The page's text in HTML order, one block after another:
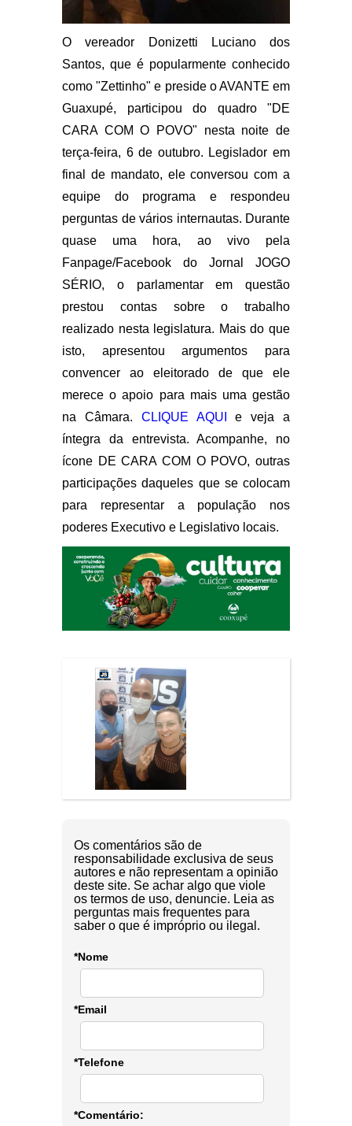
O vereador Donizetti Luciano dos
Santos, que é popularmente conhecido
como "Zettinho" e preside o AVANTE em
Guaxupé, participou do quadro "DE
CARA COM O POVO" nesta noite de
terça-feira, 6 de outubro. Legislador em
final de mandato, ele conversou com a
equipe do programa e respondeu
perguntas de vários internautas. Durante
quase uma hora, ao vivo pela
Fanpage/Facebook do Jornal JOGO
SÉRIO, o parlamentar em questão
prestou contas sobre o trabalho
realizado nesta legislatura. Mais do que
isto, apresentou argumentos para
convencer ao eleitorado de que ele
merece o apoio para mais uma gestão
na Câmara. CLIQUE AQUI
e veja a
íntegra da entrevista. Acompanhe, no
ícone DE CARA COM O POVO, outras
participações daqueles que se colocam
para representar a população nos
poderes Executivo e Legislativo locais.
Os comentários são de
responsabilidade exclusiva de seus
autores e não representam a opinião
deste site. Se achar algo que viole
os termos de uso, denuncie. Leia as
perguntas mais frequentes para
saber o que é impróprio ou ilegal.
*Nome
*Email
*Telefone
*Comentário: